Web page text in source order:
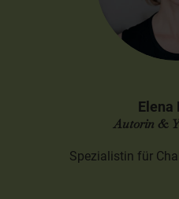
Elena
Autorin &
Spezialistin für